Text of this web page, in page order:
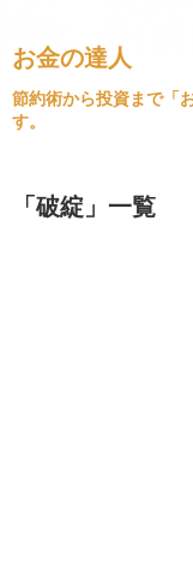
お金の達人
節約術から投資まで「
す。
「 破綻 」 一覧
節約術
クレジットカード